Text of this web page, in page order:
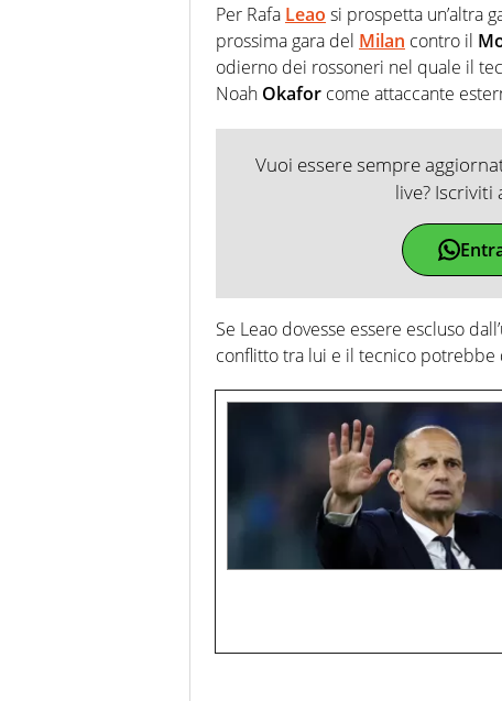
Per Rafa Leao si prospetta un’altra
prossima gara del Milan contro il
odierno dei rossoneri nel quale il
Noah Okafor come attaccante
Vuoi essere sempre
live?
Se Leao dovesse essere escluso
conflitto tra lui e il tecnico